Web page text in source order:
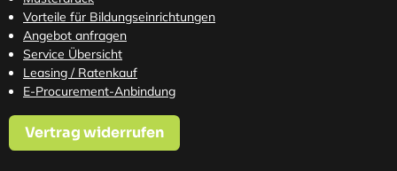
Vorteile für Bildungseinrichtungen
Angebot anfragen
Service Übersicht
Leasing / Ratenkauf
E-Procurement-Anbindung
Vertrag widerrufen